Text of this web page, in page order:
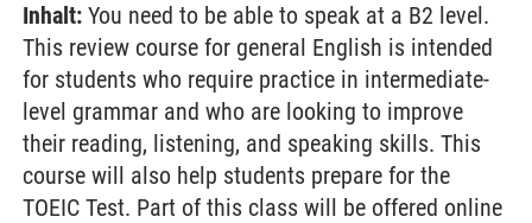
Inhalt: You need to be able to speak at a B2 level.
This review course for general English is intended
for students who require practice in intermediate-
level grammar and who are looking to improve
their reading, listening, and speaking skills. This
course will also help students prepare for the
TOEIC Test. Part of this class will be offered online